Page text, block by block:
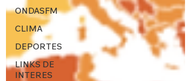
ONDASFM
CLIMA
DEPORTES
LINKS DE
INTERES